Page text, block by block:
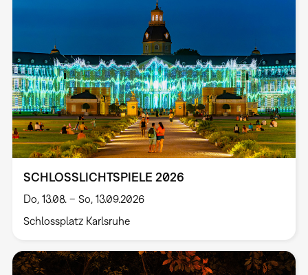
SCHLOSSLICHTSPIELE 2026
Do, 13.08. – So, 13.09.2026
Schlossplatz Karlsruhe